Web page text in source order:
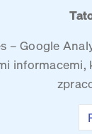
Google